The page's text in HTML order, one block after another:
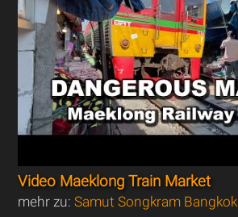
Video Maeklong Train Market
mehr zu:Samut Songkram Bangkok